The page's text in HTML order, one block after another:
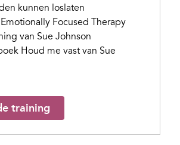
kunnen loslaten
Focused Therapy
van Sue Johnson
Houd me vast van Sue
training